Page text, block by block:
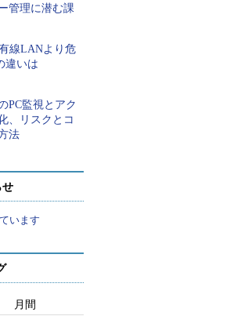
管理に潜む課
線LANより危
違いは
PC監視とアク
、リスクとコ
法
せ
います
月間